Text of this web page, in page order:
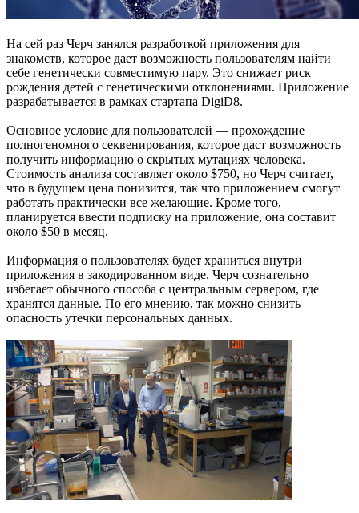
На сей раз Черч занялся разработкой приложения для
знакомств, которое дает возможность пользователям найти
себе генетически совместимую пару. Это снижает риск
рождения детей с генетическими отклонениями. Приложение
разрабатывается в рамках стартапа DigiD8.
Основное условие для пользователей — прохождение
полногеномного секвенирования, которое даст возможность
получить информацию о скрытых мутациях человека.
Стоимость анализа составляет около $750, но Черч считает,
что в будущем цена понизится, так что приложением смогут
работать практически все желающие. Кроме того,
планируется ввести подписку на приложение, она составит
около $50 в месяц.
Информация о пользователях будет храниться внутри
приложения в закодированном виде. Черч сознательно
избегает обычного способа с центральным сервером, где
хранятся данные. По его мнению, так можно снизить
опасность утечки персональных данных.